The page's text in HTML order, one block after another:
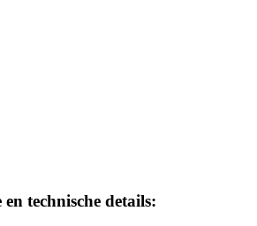
technische details: